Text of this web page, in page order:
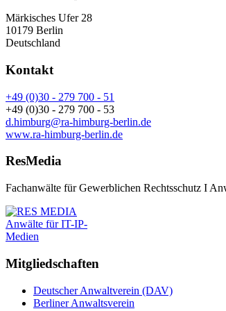
Märkisches Ufer 28
10179 Berlin
Deutschland
Kontakt
+49 (0)30 - 279 700 - 51
+49 (0)30 - 279 700 - 53
d.himburg@ra-himburg-berlin.de
www.ra-himburg-berlin.de
ResMedia
Fachanwälte für Gewerblichen Rechtsschutz I
Mitgliedschaften
Deutscher Anwaltverein (DAV)
Berliner Anwaltsverein